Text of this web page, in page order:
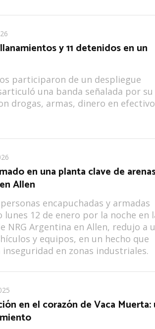
y 11 detenidos en un
participaron de un despliegue
una banda señalada por su
drogas, armas, dinero en
en una planta clave de
Allen
encapuchadas y armadas
12 de enero por la noche en
NRG Argentina en Allen, redujo a
y equipos, en un hecho que
en zonas industriales.
en el corazón de Vaca Muerta: